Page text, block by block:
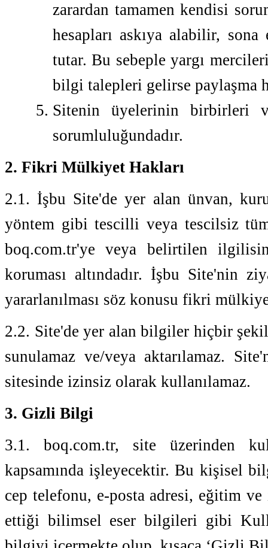
zarardan tamamen kendisi
hesapları askıya alabilir,
tutar. Bu sebeple yargı
bilgi talepleri gelirse paylaşma
Sitenin üyelerinin birbirleri
sorumluluğundadır.
2. Fikri Mülkiyet Hakları
2.1. İşbu Site'de yer alan ünvan,
yöntem gibi tescilli veya tescilsiz
boq.com.tr'ye veya belirtilen
koruması altındadır. İşbu Site'nin
yararlanılması söz konusu fikri
2.2. Site'de yer alan bilgiler hiçbir
sunulamaz ve/veya aktarılamaz.
sitesinde izinsiz olarak kullanılamaz.
3. Gizli Bilgi
3.1. boq.com.tr, site üzerinden
kapsamında işleyecektir. Bu kişisel
cep telefonu, e-posta adresi, eğitim
ettiği bilimsel eser bilgileri gibi